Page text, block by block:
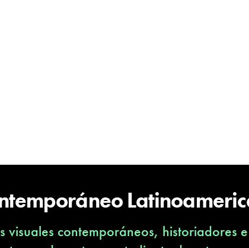
visuales contemporáneos, historiadores e